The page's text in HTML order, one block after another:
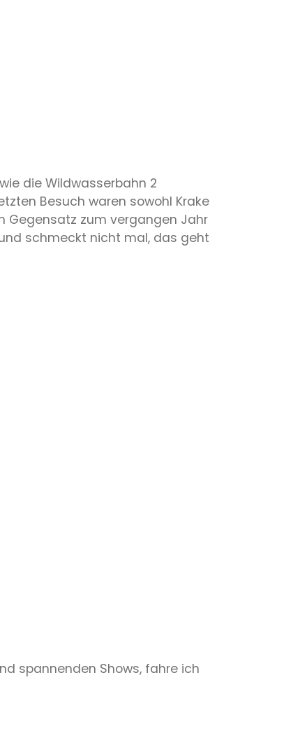
die Wildwasserbahn 2
Besuch waren sowohl Krake
Gegensatz zum vergangen Jahr
schmeckt nicht mal, das geht
spannenden Shows, fahre ich